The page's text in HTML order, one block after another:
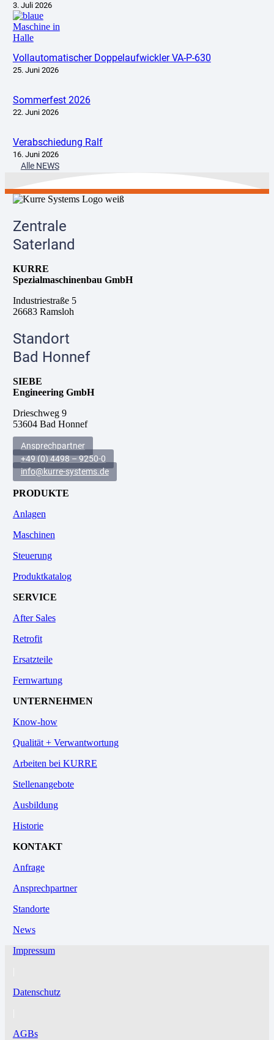
3. Juli 2026
Vollautomatischer Doppelaufwickler VA-P-630
25. Juni 2026
Sommerfest 2026
22. Juni 2026
Verabschiedung Ralf
16. Juni 2026
Alle NEWS
Zentrale
Saterland
KURRE
Spezialmaschinenbau GmbH
Industriestraße 5
26683 Ramsloh
Standort
Bad Honnef
SIEBE
Engineering GmbH
Drieschweg 9
53604 Bad Honnef
Ansprechpartner
+49 (0) 4498 – 9250-0
info@kurre-systems.de
PRODUKTE
Anlagen
Maschinen
Steuerung
Produktkatalog
SERVICE
After Sales
Retrofit
Ersatzteile
Fernwartung
UNTERNEHMEN
Know-how
Qualität + Verwantwortung
Arbeiten bei KURRE
Stellenangebote
Ausbildung
Historie
KONTAKT
Anfrage
Ansprechpartner
Standorte
News
Impressum
Datenschutz
AGBs